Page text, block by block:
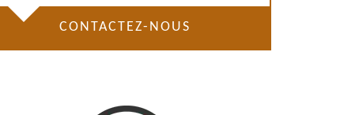
CONTACTEZ-NOUS